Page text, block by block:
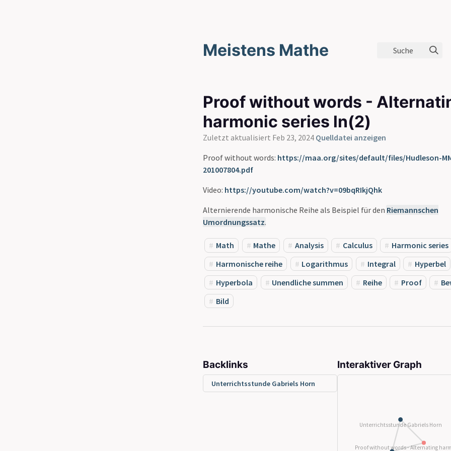
Meistens Mathe Suche
Proof without words -
harmonic series ln(2)
Zuletzt aktualisiert Feb 23, 2024 Quelldatei anzeigen
Proof without words: https://maa.org/sites/default/files/Hudleson-
201007804.pdf
Video: https://youtube.com/watch?v=09bqRIkjQhk
Alternierende harmonische Reihe als Beispiel für den Riemannschen
Umordnungssatz.
Math Mathe Analysis Calculus
Harmonic series
Harmonische reihe
Logarithmus Integral
Hyperbel
Hyperbola
Unendliche summen Reihe Proof
Bild
Backlinks
Unterrichtsstunde Gabriels Horn
Interaktiver Graph
Proof without words - Alternating
Unterrichtsstunde Gabriels Horn